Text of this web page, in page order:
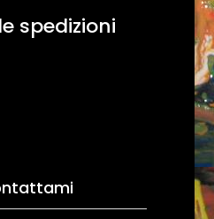
spedizioni